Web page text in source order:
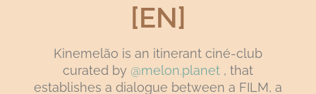
[EN]
Kinemelão is an itinerant ciné-club
curated by @melon.planet , that
establishes a dialogue between a FILM, a